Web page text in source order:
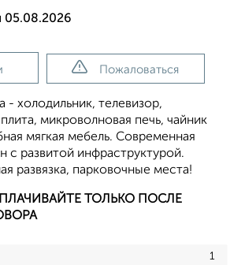
05.08.2026
Пожаловаться
- холодильник, телевизор,
микроволновая печь, чайник
мягкая мебель. Современная
с развитой инфраструктурой.
развязка, парковочные места!
ТОЛЬКО ПОСЛЕ
1